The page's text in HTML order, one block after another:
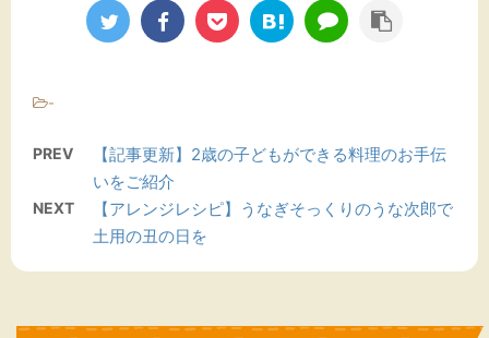
-
PREV
【記事更新】2歳の子どもができる料理のお手伝
いをご紹介
NEXT
【アレンジレシピ】うなぎそっくりのうな次郎で
土用の丑の日を